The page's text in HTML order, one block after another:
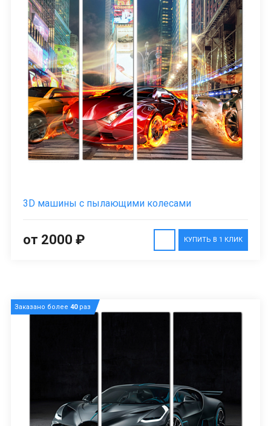
3D машины с пылающими колесами
КУПИТЬ В 1 КЛИК
от 2000 ₽
Заказано более 40раз